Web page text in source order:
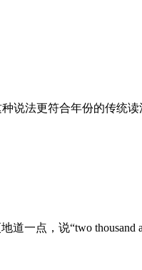
说法更符合年份的传统读
一点，说“two thousand